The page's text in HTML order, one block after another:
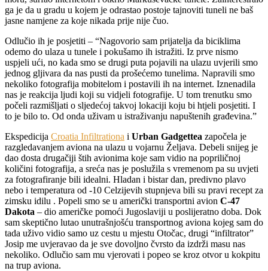
ga je da u gradu u kojem je odrastao postoje tajnoviti tuneli ne baš
jasne namjene za koje nikada prije nije čuo.
Odlučio ih je posjetiti – “Nagovorio sam prijatelja da biciklima
odemo do ulaza u tunele i pokušamo ih istražiti. Iz prve nismo
uspjeli ući, no kada smo se drugi puta pojavili na ulazu uvjerili smo
jednog gljivara da nas pusti da prošećemo tunelima. Napravili smo
nekoliko fotografija mobitelom i postavili ih na internet. Iznenadila
nas je reakcija ljudi koji su vidjeli fotografije. U tom trenutku smo
počeli razmišljati o sljedećoj takvoj lokaciji koju bi htjeli posjetiti. I
to je bilo to. Od onda uživam u istraživanju napuštenih građevina.”
Ekspedicija Croatia Infiltrationa i Urban Gadgettea započela je
razgledavanjem aviona na ulazu u vojarnu Željava. Debeli snijeg je
dao dosta drugačiji štih avionima koje sam vidio na popriličnoj
količini fotografija, a sreća nas je poslužila s vremenom pa su uvjeti
za fotografiranje bili idealni. Hladan i bistar dan, predivno plavo
nebo i temperatura od -10 Celzijevih stupnjeva bili su pravi recept za
zimsku idilu . Popeli smo se u američki transportni avion C-47
Dakota – dio američke pomoći Jugoslaviji u poslijeratno doba. Dok
sam skeptično lutao unutrašnjošću transportnog aviona kojeg sam do
tada uživo vidio samo uz cestu u mjestu Otočac, drugi “infiltrator”
Josip me uvjeravao da je sve dovoljno čvrsto da izdrži masu nas
nekoliko. Odlučio sam mu vjerovati i popeo se kroz otvor u kokpitu
na trup aviona.